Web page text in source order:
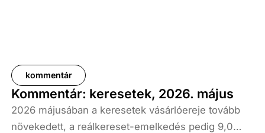
kommentár
Kommentár: keresetek, 2026. május
2026 májusában a keresetek vásárlóereje tovább
növekedett, a reálkereset-emelkedés pedig 9,0